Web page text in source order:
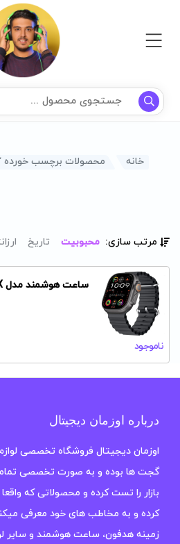
خانه محصولات برچسب خورده “ساعت اچ
مرتب سازی: محبوبیت تاریخ
ساعت هوشمند مدل HK10 ULTRA3 MAX
ناموجود
درباره اوزمان دیجیتال
اوزمان دیجیتال فروشگاه تخصصی لوازم
گجت ها بوده و به صورت تخصصی
بازار را تست کرده و محصولاتی که
کرده و به مخاطب های خود معرفی
زمینه هدفون، ساعت هوشمند و سایر